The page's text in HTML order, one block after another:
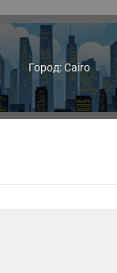
Город: Cairo